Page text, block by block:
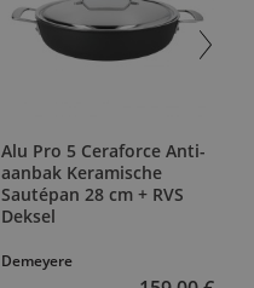
Alu Pro 5 Ceraforce Anti-
aanbak Keramische
Sautépan 28 cm + RVS
Deksel
Demeyere